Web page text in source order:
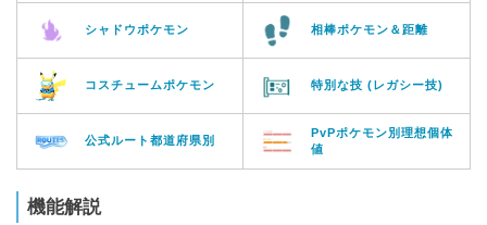
シャドウポケモン 相棒ポケモン＆距離
コスチュームポケモン 特別な技 (レガシー技)
公式ルート都道府県別
PvPポケモン別理想個体
値
機能解説